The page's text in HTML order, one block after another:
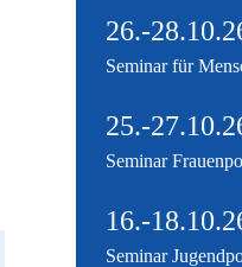
26.-
Seminar für
25.-
Seminar
16.-
Seminar